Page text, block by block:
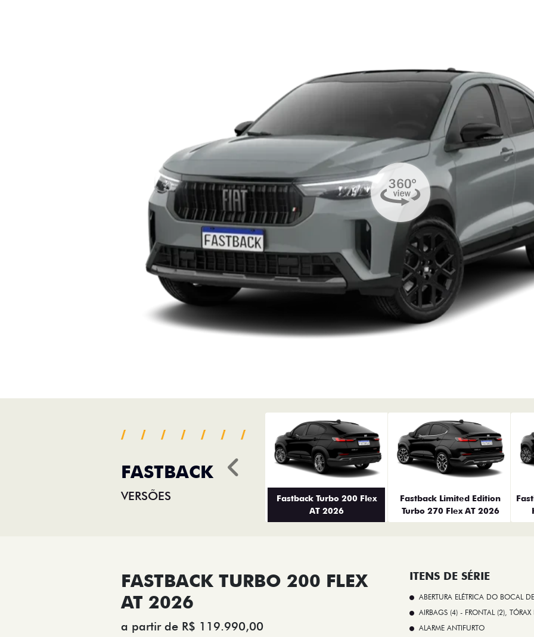
FASTBACK
VERSÕES
Fastback Turbo 200 Flex
AT 2026
Fastback Limited Edition
Turbo 270 Flex AT 2026
Anterior
FASTBACK TURBO 200 FLEX
AT 2026
a partir de R$ 119.990,00
ITENS DE SÉRIE
ABERTURA ELÉTRICA DO BOCAL
AIRBAGS (4) - FRONTAL (2),
ALARME ANTIFURTO